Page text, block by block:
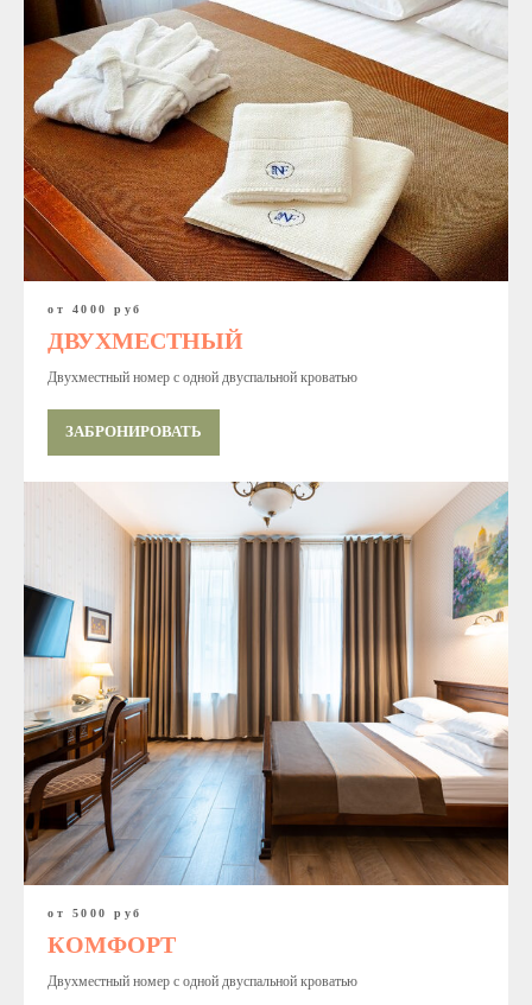
от 4000 руб
ДВУХМЕСТНЫЙ
Двухместный номер с одной двуспальной кроватью
ЗАБРОНИРОВАТЬ
от 5000 руб
КОМФОРТ
Двухместный номер с одной двуспальной кроватью